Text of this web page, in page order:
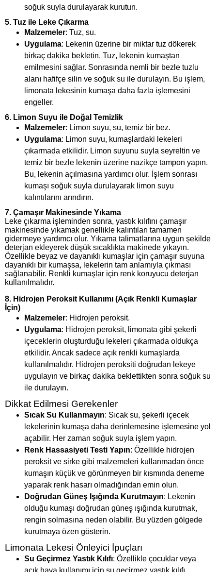
soğuk suyla durulayarak kurutun.
5. Tuz ile Leke Çıkarma
Malzemeler: Tuz, su.
Uygulama: Lekenin üzerine bir miktar tuz dökerek
birkaç dakika bekletin. Tuz, lekenin kumaştan
emilmesini sağlar. Sonrasında nemli bir bezle tuzlu
alanı hafifçe silin ve soğuk su ile durulayın. Bu işlem,
limonata lekesinin kumaşa daha fazla işlemesini
engeller.
6. Limon Suyu ile Doğal Temizlik
Malzemeler: Limon suyu, su, temiz bir bez.
Uygulama: Limon suyu, kumaşlardaki lekeleri
çıkarmada etkilidir. Limon suyunu suyla seyreltin ve
temiz bir bezle lekenin üzerine nazikçe tampon yapın.
Bu, lekenin açılmasına yardımcı olur. İşlem sonrası
kumaşı soğuk suyla durulayarak limon suyu
kalıntılarını arındırın.
7. Çamaşır Makinesinde Yıkama
Leke çıkarma işleminden sonra, yastık kılıfını çamaşır
makinesinde yıkamak genellikle kalıntıları tamamen
gidermeye yardımcı olur. Yıkama talimatlarına uygun şekilde
deterjan ekleyerek düşük sıcaklıkta makinede yıkayın.
Özellikle beyaz ve dayanıklı kumaşlar için çamaşır suyuna
dayanıklı bir kumaşsa, lekelerin tam anlamıyla çıkması
sağlanabilir. Renkli kumaşlar için renk koruyucu deterjan
kullanılmalıdır.
8. Hidrojen Peroksit Kullanımı (Açık Renkli Kumaşlar
İçin)
Malzemeler: Hidrojen peroksit.
Uygulama: Hidrojen peroksit, limonata gibi şekerli
içeceklerin oluşturduğu lekeleri çıkarmada oldukça
etkilidir. Ancak sadece açık renkli kumaşlarda
kullanılmalıdır. Hidrojen peroksiti doğrudan lekeye
uygulayın ve birkaç dakika beklettikten sonra soğuk su
ile durulayın.
Dikkat Edilmesi Gerekenler
Sıcak Su Kullanmayın: Sıcak su, şekerli içecek
lekelerinin kumaşa daha derinlemesine işlemesine yol
açabilir. Her zaman soğuk suyla işlem yapın.
Renk Hassasiyeti Testi Yapın: Özellikle hidrojen
peroksit ve sirke gibi malzemeleri kullanmadan önce
kumaşın küçük ve görünmeyen bir kısmında deneme
yaparak renk hasarı olmadığından emin olun.
Doğrudan Güneş Işığında Kurutmayın: Lekenin
olduğu kumaşı doğrudan güneş ışığında kurutmak,
rengin solmasına neden olabilir. Bu yüzden gölgede
kurutmaya özen gösterin.
Limonata Lekesi Önleyici İpuçları
Su Geçirmez Yastık Kılıfı: Özellikle çocuklar veya
açık hava kullanımı için su geçirmez yastık kılıfı